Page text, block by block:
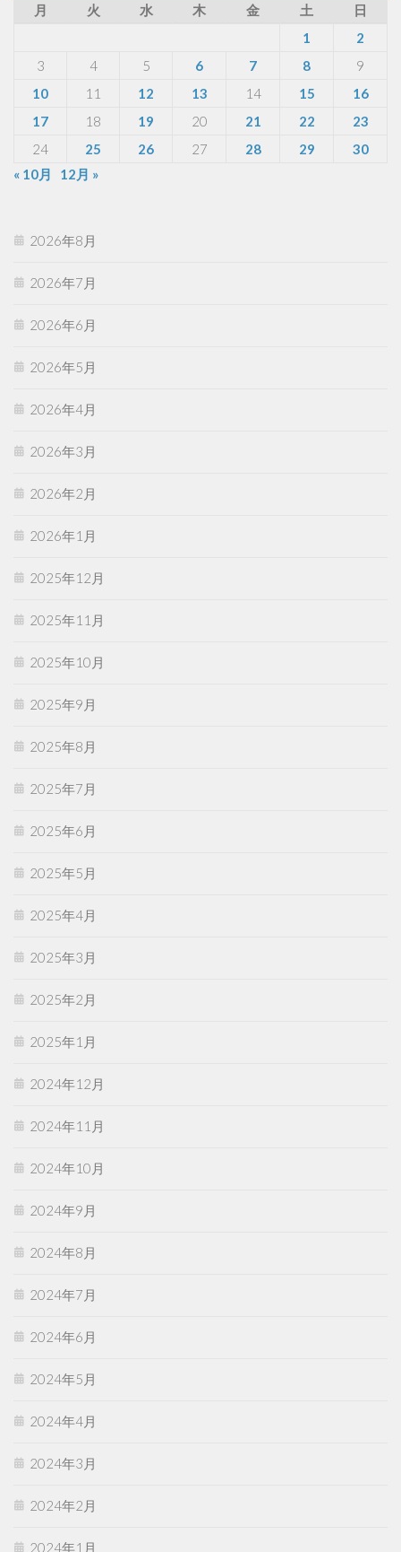
月
火 水 木 金 土
日
1
2
3
4 5 6 7 8
9
10
11 12 13 14 15
16
17
18 19 20 21 22
23
24
25 26 27 28 29
30
« 10月
12月 »
2026年8月
2026年7月
2026年6月
2026年5月
2026年4月
2026年3月
2026年2月
2026年1月
2025年12月
2025年11月
2025年10月
2025年9月
2025年8月
2025年7月
2025年6月
2025年5月
2025年4月
2025年3月
2025年2月
2025年1月
2024年12月
2024年11月
2024年10月
2024年9月
2024年8月
2024年7月
2024年6月
2024年5月
2024年4月
2024年3月
2024年2月
2024年1月